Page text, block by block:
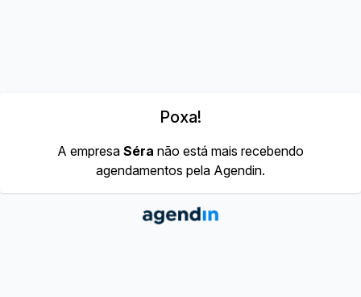
Poxa!
A empresa Séra não está mais recebendo
agendamentos pela Agendin.